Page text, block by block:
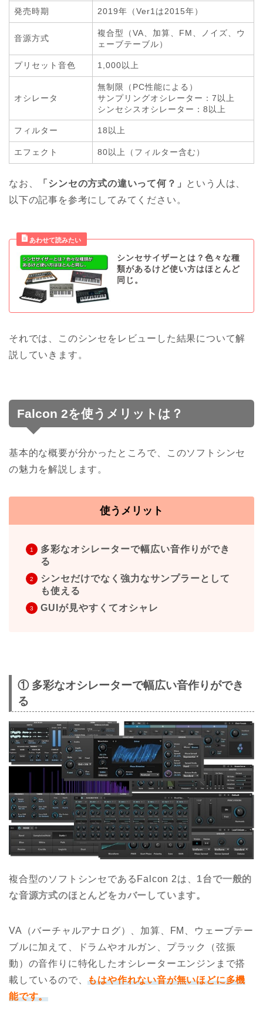
発売時期 2019年（Ver1は2015年）
音源方式
複合型（VA、加算、FM、ノイズ、ウ
ェーブテーブル）
プリセット音色 1,000以上
オシレータ
無制限（PC性能による）
サンプリングオシレーター：7以上
シンセシスオシレーター：8以上
フィルター 18以上
エフェクト 80以上（フィルター含む）
なお、 「シンセの方式の違いって何？」 という人は、
以下の記事を参考にしてみてください。
シンセサイザーとは？色々な種
類があるけど使い方はほとんど
同じ。
それでは、このシンセをレビューした結果について解
説していきます。
Falcon 2を使うメリットは？
基本的な概要が分かったところで、このソフトシンセ
の魅力を解説します。
使うメリット
多彩なオシレーターで幅広い音作りができ
る
シンセだけでなく強力なサンプラーとして
も使える
GUIが見やすくてオシャレ
① 多彩なオシレーターで幅広い音作りができ
る
複合型のソフトシンセであるFalcon 2は、 1台で一般的
な音源方式のほとんどをカバーしています。
VA（バーチャルアナログ）、加算、FM、ウェーブテー
ブルに加えて、ドラムやオルガン、プラック（弦振
動）の音作りに特化したオシレーターエンジンまで搭
載しているので、もはや作れない音が無いほどに多機
能です。